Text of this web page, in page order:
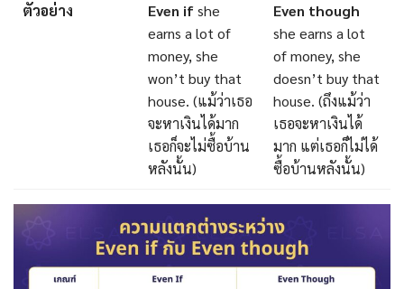
ตัวอย่าง Even ifshe
earns a lot of
money, she
won’t buy that
house. (แม้ว่าเธอ
จะหาเงินได้มาก
เธอก็จะไม่ซื้อบ้าน
หลังนั้น)
Even though
she earns a lot
of money, she
doesn’t buy that
house. (ถึงแม้ว่า
เธอจะหาเงินได้
มาก แต่เธอก็ไม่ได้
ซื้อบ้านหลังนั้น)